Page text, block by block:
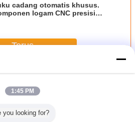
cadang otomatis khusus.
logam CNC presisi
Terus
Presisi
1:45 PM
you looking for?